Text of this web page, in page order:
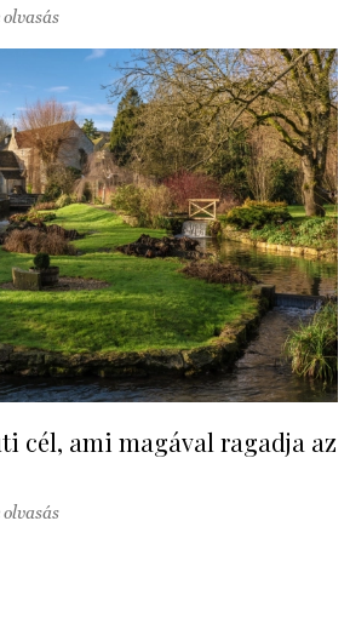
olvasás
cél, ami magával ragadja az
olvasás